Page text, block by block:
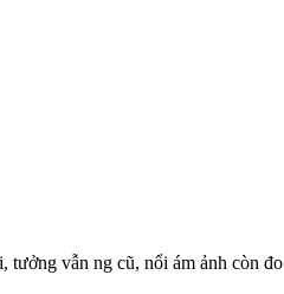
vẫn ng cũ, nổi ám ảnh còn đo